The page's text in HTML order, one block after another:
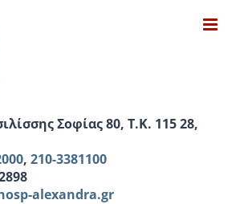
Σοφίας 80, Τ.Κ. 115 28,
, 210-3381100
alexandra.gr